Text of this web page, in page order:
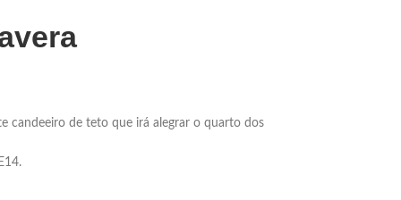
candeeiro de teto que irá alegrar o quarto dos